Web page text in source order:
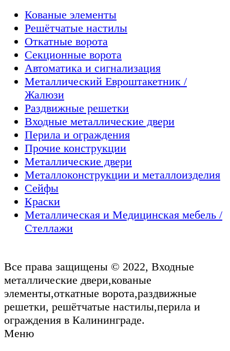
Кованые элементы
Решётчатые настилы
Откатные ворота
Секционные ворота
Автоматика и сигнализация
Металлический Евроштакетник /
Жалюзи
Раздвижные решетки
Входные металлические двери
Перила и ограждения
Прочие конструкции
Металлические двери
Металлоконструкции и металлоизделия
Сейфы
Краски
Металлическая и Медицинская мебель /
Стеллажи
Все права защищены © 2022, Входные
металлические двери,кованые
элементы,откатные ворота,раздвижные
решетки, решётчатые настилы,перила и
ограждения в Калининграде.
Меню